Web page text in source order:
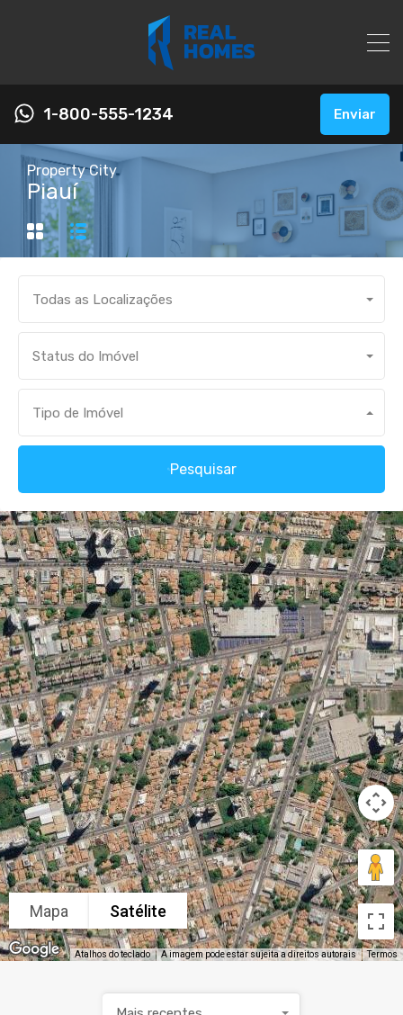
1-800-555-1234 Enviar
Property City
Piauí
Todas as Localizações
Status do Imóvel
Tipo de Imóvel
Pesquisar
Mapa Satélite
Atalhos do teclado A imagem pode estar sujeita a direitos autorais Termos